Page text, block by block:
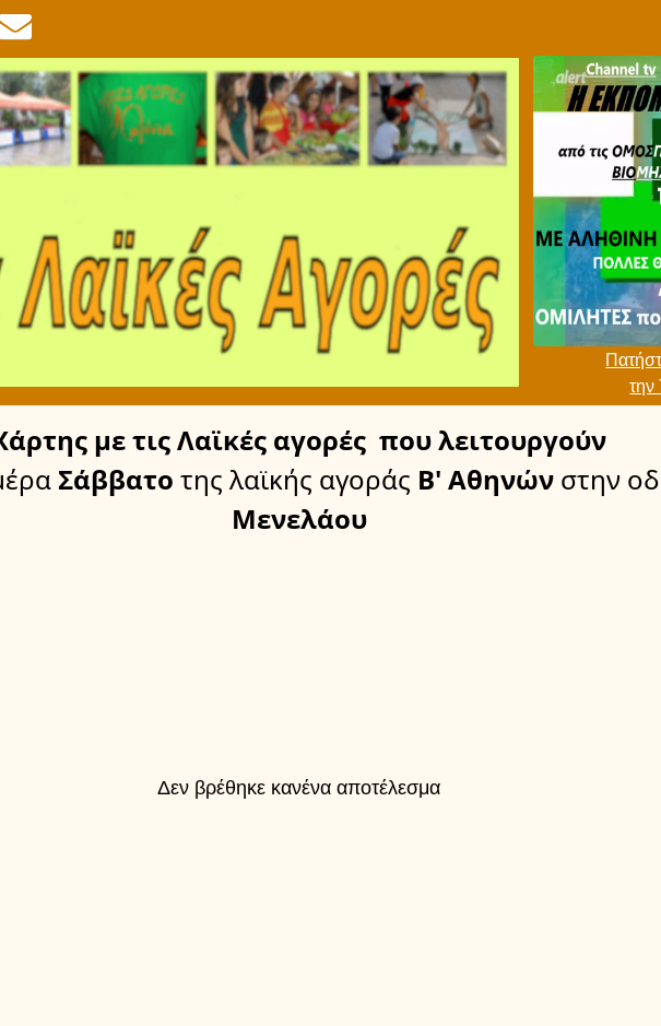
την
με τις Λαϊκές αγορές που λειτουργούν
Σάββατο της λαϊκής αγοράς Β' Αθηνών στην
Μενελάου
Δεν βρέθηκε κανένα αποτέλεσμα